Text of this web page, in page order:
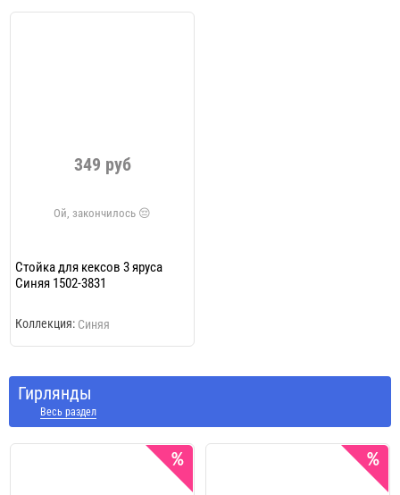
349 руб
Стойка для кексов 3 яруса
Синяя 1502-3831
Коллекция: Синяя
Гирлянды
Весь раздел